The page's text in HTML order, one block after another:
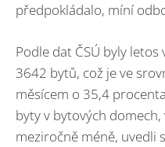
předpokládalo, míní
Podle dat ČSÚ byly
3642 bytů, což je ve
měsícem o 35,4
byty v bytových
meziročně méně, uvedli